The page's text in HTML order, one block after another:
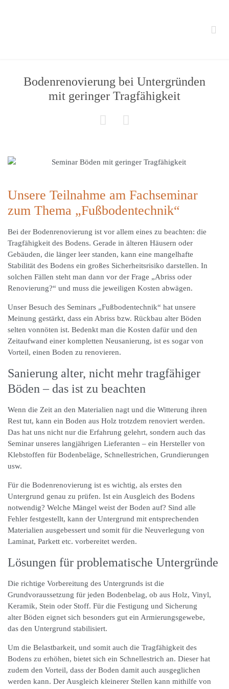

Bodenrenovierung bei Untergründen
mit geringer Tragfähigkeit
 
Unsere Teilnahme am Fachseminar
zum Thema „Fußbodentechnik“
Bei der Bodenrenovierung ist vor allem eines zu beachten: die
Tragfähigkeit des Bodens. Gerade in älteren Häusern oder
Gebäuden, die länger leer standen, kann eine mangelhafte
Stabilität des Bodens ein großes Sicherheitsrisiko darstellen. In
solchen Fällen steht man dann vor der Frage „Abriss oder
Renovierung?“ und muss die jeweiligen Kosten abwägen.
Unser Besuch des Seminars „Fußbodentechnik“ hat unsere
Meinung gestärkt, dass ein Abriss bzw. Rückbau alter Böden
selten vonnöten ist. Bedenkt man die Kosten dafür und den
Zeitaufwand einer kompletten Neusanierung, ist es sogar von
Vorteil, einen Boden zu renovieren.
Sanierung alter, nicht mehr tragfähiger
Böden – das ist zu beachten
Wenn die Zeit an den Materialien nagt und die Witterung ihren
Rest tut, kann ein Boden aus Holz trotzdem renoviert werden.
Das hat uns nicht nur die Erfahrung gelehrt, sondern auch das
Seminar unseres langjährigen Lieferanten – ein Hersteller von
Klebstoffen für Bodenbeläge, Schnellestrichen, Grundierungen
usw.
Für die Bodenrenovierung ist es wichtig, als erstes den
Untergrund genau zu prüfen. Ist ein Ausgleich des Bodens
notwendig? Welche Mängel weist der Boden auf? Sind alle
Fehler festgestellt, kann der Untergrund mit entsprechenden
Materialien ausgebessert und somit für die Neuverlegung von
Laminat, Parkett etc. vorbereitet werden.
Lösungen für problematische Untergründe
Die richtige Vorbereitung des Untergrunds ist die
Grundvoraussetzung für jeden Bodenbelag, ob aus Holz, Vinyl,
Keramik, Stein oder Stoff. Für die Festigung und Sicherung
alter Böden eignet sich besonders gut ein Armierungsgewebe,
das den Untergrund stabilisiert.
Um die Belastbarkeit, und somit auch die Tragfähigkeit des
Bodens zu erhöhen, bietet sich ein Schnellestrich an. Dieser hat
zudem den Vorteil, dass der Boden damit auch ausgeglichen
werden kann. Der Ausgleich kleinerer Stellen kann mithilfe von